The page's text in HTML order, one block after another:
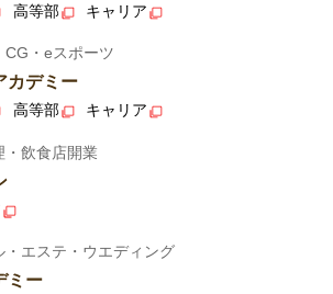
高等部 キャリア
・eスポーツ
カデミー
高等部 キャリア
・飲食店開業
エステ・ウエディング
ミー